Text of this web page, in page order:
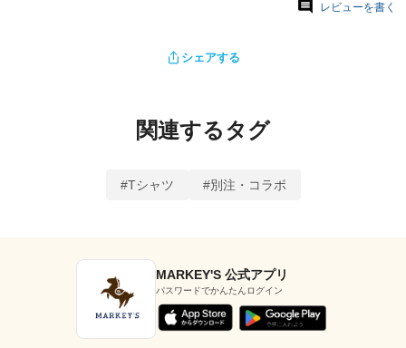
レビューを書く
シェアする
関連するタグ
#Tシャツ #別注・コラボ
MARKEY'S 公式アプリ
パスワードでかんたんログイン